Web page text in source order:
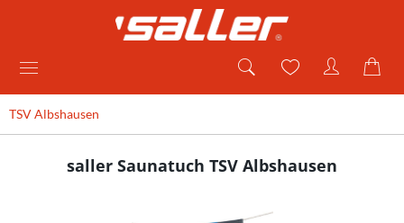
TSV Albshausen
saller Saunatuch TSV Albshausen